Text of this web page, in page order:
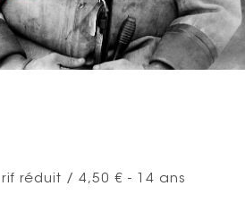
réduit / 4,50 € - 14 ans